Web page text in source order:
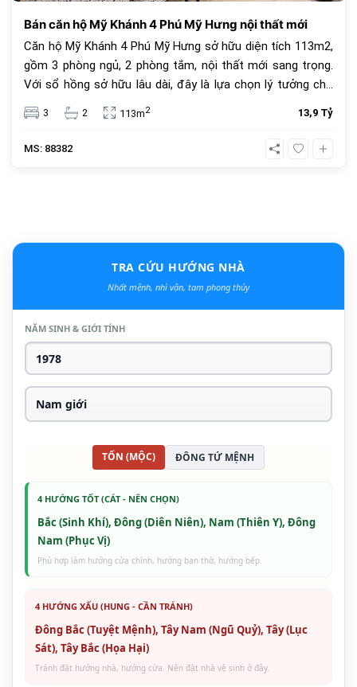
Bán căn hộ Mỹ Khánh 4 Phú Mỹ Hưng nội thất mới
Căn hộ Mỹ Khánh 4 Phú Mỹ Hưng sở hữu diện tích 113m2,
gồm 3 phòng ngủ, 2 phòng tắm, nội thất mới sang trọng.
Với sổ hồng sở hữu lâu dài, đây là lựa chọn lý tưởng cho
an cư và đầu tư. Giá bán 13.9 tỷ đồng, vị trí trung tâm, tiện
ích đầy đủ.
3 2 113m2 13,9 Tỷ
MS: 88382
TRA CỨU HƯỚNG NHÀ
Nhất mệnh, nhì vận, tam phong thủy
NĂM SINH & GIỚI TÍNH
TỐN (MỘC) ĐÔNG TỨ MỆNH
4 HƯỚNG TỐT (CÁT - NÊN CHỌN)
Bắc (Sinh Khí), Đông (Diên Niên), Nam (Thiên Y), Đông
Nam (Phục Vị)
Phù hợp làm hướng cửa chính, hướng ban thờ, hướng bếp.
4 HƯỚNG XẤU (HUNG - CẦN TRÁNH)
Đông Bắc (Tuyệt Mệnh), Tây Nam (Ngũ Quỷ), Tây (Lục
Sát), Tây Bắc (Họa Hại)
Tránh đặt hướng nhà, hướng cửa. Nên đặt nhà vệ sinh ở đây.